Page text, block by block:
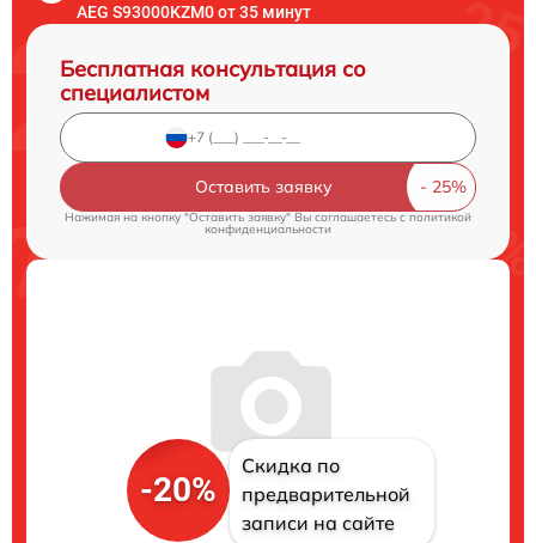
AEG S93000KZM0 от 35 минут
Бесплатная консультация со
специалистом
Оставить заявку
Нажимая на кнопку "Оставить заявку" Вы соглашаетесь cполитикой
конфиденциальности
-20%
Скидка по
предварительной
записи на сайте